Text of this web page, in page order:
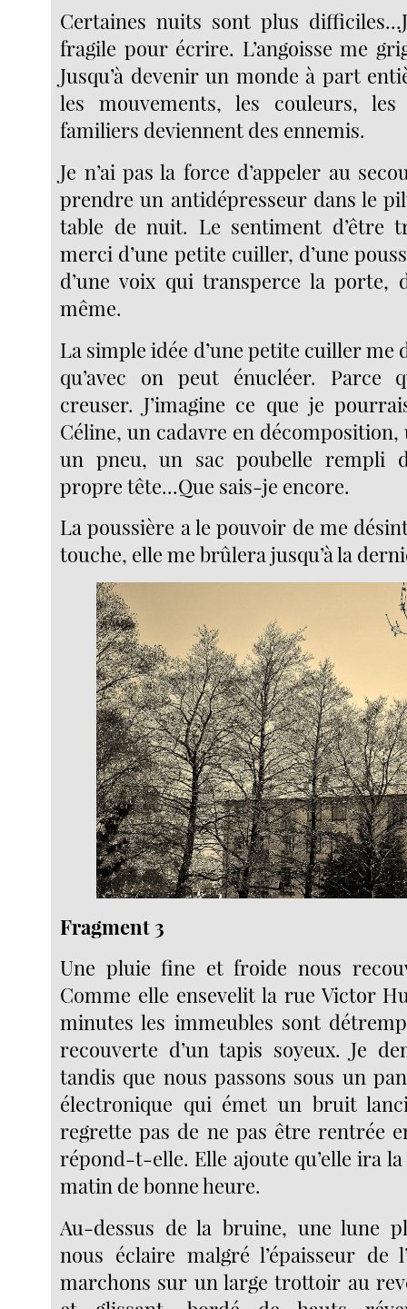
Certaines nuits sont plus
fragile pour écrire. L’angoisse me
Jusqu’à devenir un monde à part
les mouvements, les couleurs,
familiers deviennent des ennemis.
Je n’ai pas la force d’appeler au
prendre un antidépresseur dans le
table de nuit. Le sentiment d’être
merci d’une petite cuiller, d’une
d’une voix qui transperce la porte,
même.
La simple idée d’une petite cuiller me
qu’avec on peut énucléer. Parce
creuser. J’imagine ce que je
Céline, un cadavre en
un pneu, un sac poubelle rempli
propre tête...Que sais-je encore.
La poussière a le pouvoir de me
touche, elle me brûlera jusqu’à la
Fragment 3
Une pluie fine et froide nous
Comme elle ensevelit la rue Victor
minutes les immeubles sont
recouverte d’un tapis soyeux. Je
tandis que nous passons sous un
électronique qui émet un bruit
regrette pas de ne pas être rentrée
répond-t-elle. Elle ajoute qu’elle ira
matin de bonne heure.
Au-dessus de la bruine, une lune
nous éclaire malgré l’épaisseur de
marchons sur un large trottoir au